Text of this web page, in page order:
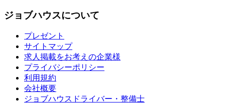
ジョブハウスについて
プレゼント
サイトマップ
求人掲載をお考えの企業様
プライバシーポリシー
利用規約
会社概要
ジョブハウスドライバー・整備士